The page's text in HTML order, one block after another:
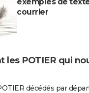
courrier
les POTIER qui
décédés par